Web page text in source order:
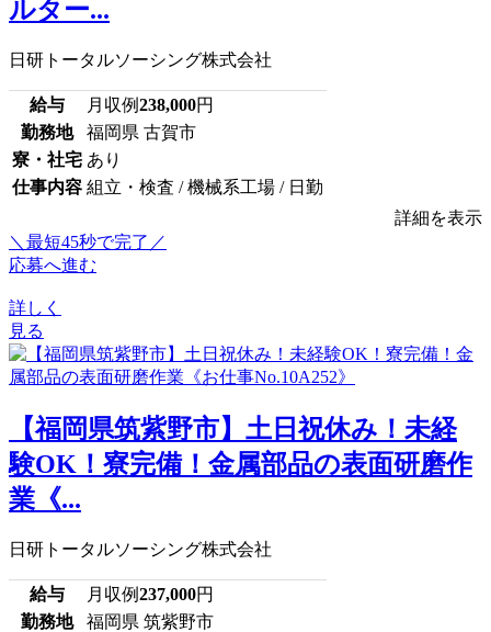
ルター...
日研トータルソーシング株式会社
給与 月収例238,000円
勤務地
福岡県 古賀市
寮・社宅 あり
仕事内容 組立・検査 / 機械系工場 / 日勤
詳細を表示
＼最短45秒で完了／
応募へ進む
詳しく
見る
【福岡県筑紫野市】土日祝休み！未経
験OK！寮完備！金属部品の表面研磨作
業《...
日研トータルソーシング株式会社
給与 月収例237,000円
勤務地
福岡県 筑紫野市